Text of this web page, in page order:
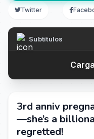
Twitter
Subtítulos
3rd anniv
—she’s a
regretted!